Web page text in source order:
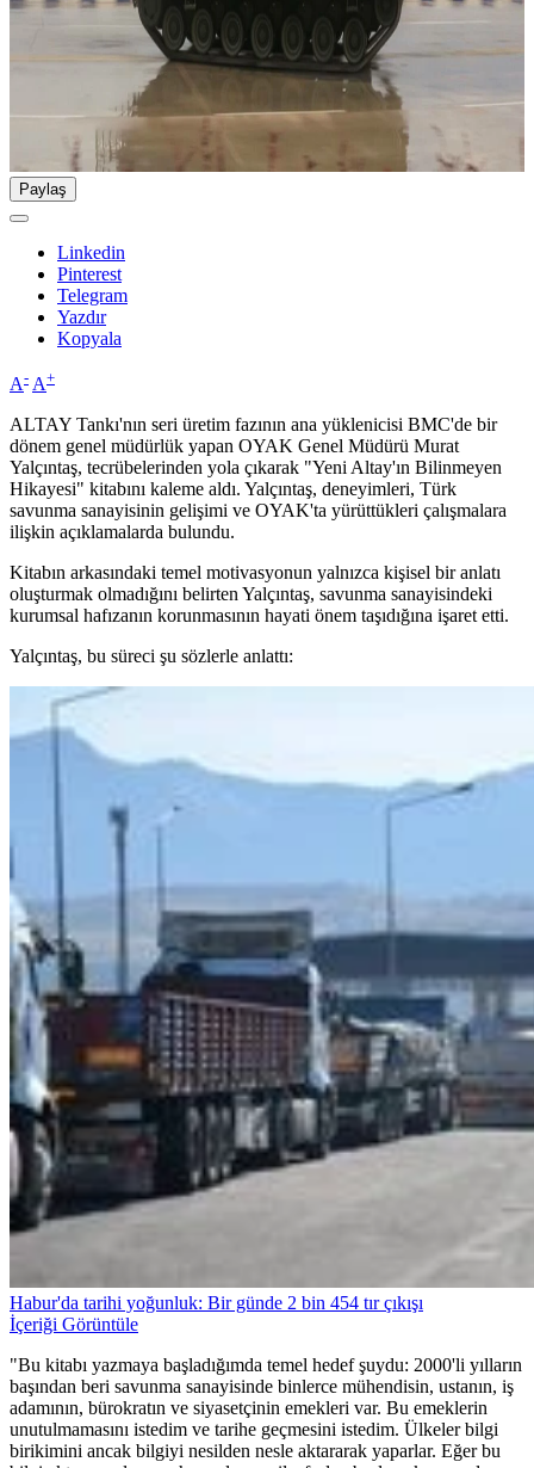
Paylaş
Linkedin
Pinterest
Telegram
Yazdır
Kopyala
A- A+
ALTAY Tankı'nın seri üretim fazının ana yüklenicisi BMC'de bir
dönem genel müdürlük yapan OYAK Genel Müdürü Murat
Yalçıntaş, tecrübelerinden yola çıkarak "Yeni Altay'ın Bilinmeyen
Hikayesi" kitabını kaleme aldı. Yalçıntaş, deneyimleri, Türk
savunma sanayisinin gelişimi ve OYAK'ta yürüttükleri çalışmalara
ilişkin açıklamalarda bulundu.
Kitabın arkasındaki temel motivasyonun yalnızca kişisel bir anlatı
oluşturmak olmadığını belirten Yalçıntaş, savunma sanayisindeki
kurumsal hafızanın korunmasının hayati önem taşıdığına işaret etti.
Yalçıntaş, bu süreci şu sözlerle anlattı:
Habur'da tarihi yoğunluk: Bir günde 2 bin 454 tır çıkışı
İçeriği Görüntüle
"Bu kitabı yazmaya başladığımda temel hedef şuydu: 2000'li yılların
başından beri savunma sanayisinde binlerce mühendisin, ustanın, iş
adamının, bürokratın ve siyasetçinin emekleri var. Bu emeklerin
unutulmamasını istedim ve tarihe geçmesini istedim. Ülkeler bilgi
birikimini ancak bilgiyi nesilden nesle aktararak yaparlar. Eğer bu